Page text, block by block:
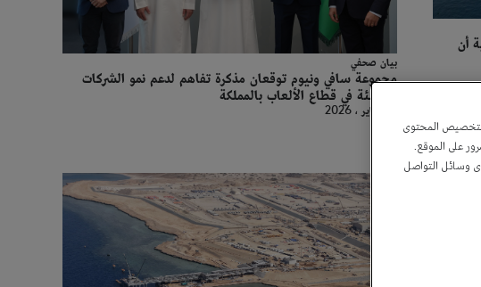
أن
بيان صحفي
مجموعة سافي ونيوم توقعان مذكرة تفاهم لدعم نمو الشركات
الناشئة في قطاع الألعاب بالمملكة
المحتوى
على الموقع.
وسائل التواصل